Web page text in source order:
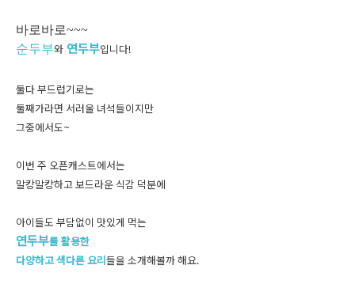
바로바로~~~
순두부와 연두부입니다!
둘다 부드럽기로는
둘째가라면 서러울 녀석들이지만
그중에서도~
이번 주 오픈캐스트에서는
말캉말캉하고 보드라운 식감 덕분에
아이들도 부담없이 맛있게 먹는
연두부를 활용한
다양하고 색다른 요리들을 소개해볼까 해요.